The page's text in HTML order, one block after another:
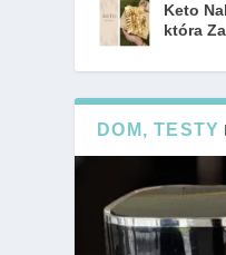
Keto
która
DOM, TESTY